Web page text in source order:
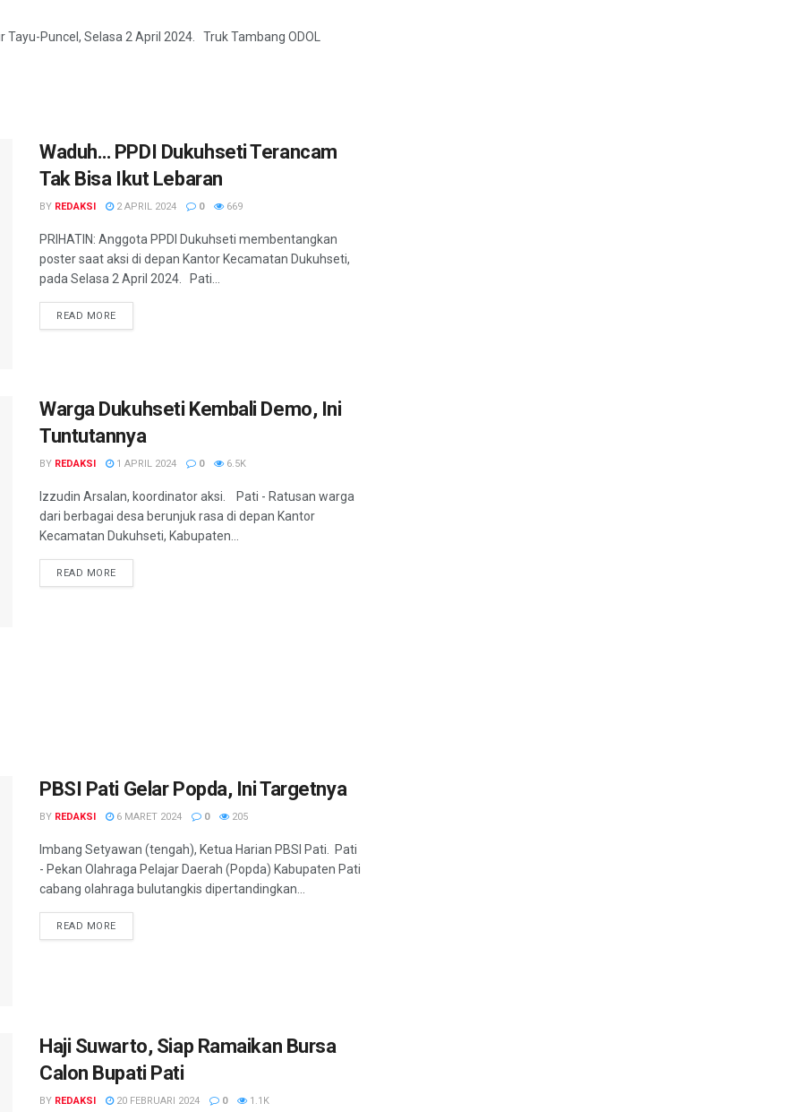
Puncel, Selasa 2 April 2024. Truk Tambang ODOL
Waduh… PPDI Dukuhseti Terancam
Tak Bisa Ikut Lebaran
BY REDAKSI 2 APRIL 2024 0 669
PRIHATIN: Anggota PPDI Dukuhseti membentangkan
poster saat aksi di depan Kantor Kecamatan Dukuhseti,
pada Selasa 2 April 2024. Pati...
READ MOREDETAILS
Warga Dukuhseti Kembali Demo, Ini
Tuntutannya
BY REDAKSI 1 APRIL 2024 0 6.5K
Izzudin Arsalan, koordinator aksi. Pati - Ratusan warga
dari berbagai desa berunjuk rasa di depan Kantor
Kecamatan Dukuhseti, Kabupaten...
READ MOREDETAILS
PBSI Pati Gelar Popda, Ini Targetnya
BY REDAKSI 6 MARET 2024 0 205
Imbang Setyawan (tengah), Ketua Harian PBSI Pati. Pati
- Pekan Olahraga Pelajar Daerah (Popda) Kabupaten Pati
cabang olahraga bulutangkis dipertandingkan...
READ MOREDETAILS
Haji Suwarto, Siap Ramaikan Bursa
Calon Bupati Pati
BY REDAKSI 20 FEBRUARI 2024 0 1.1K